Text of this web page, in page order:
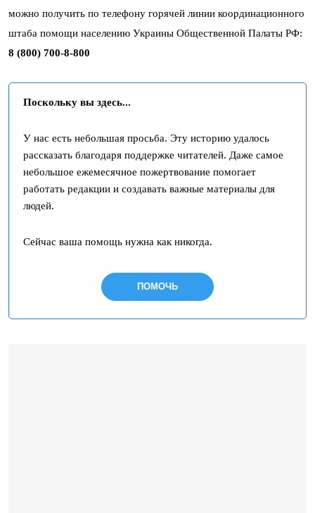
можно получить по телефону горячей линии координационного
штаба помощи населению Украины Общественной Палаты РФ:
8 (800) 700-8-800
Поскольку вы здесь...
У нас есть небольшая просьба. Эту историю удалось
рассказать благодаря поддержке читателей. Даже самое
небольшое ежемесячное пожертвование помогает
работать редакции и создавать важные материалы для
людей.
Сейчас ваша помощь нужна как никогда.
ПОМОЧЬ